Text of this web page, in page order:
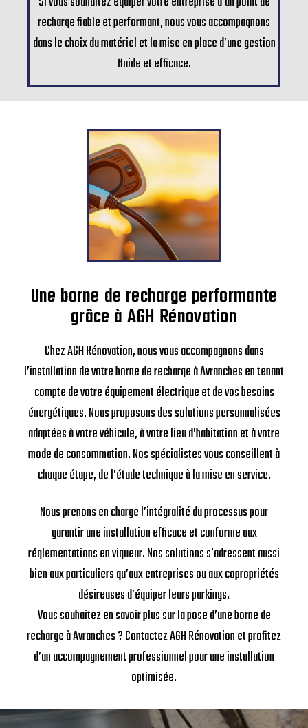
recharge fiable et performant, nous vous accompagnons
dans le choix du matériel et la mise en place d’une gestion
fluide et efficace.
Une borne de recharge performante
grâce à AGH Rénovation
Chez AGH Rénovation, nous vous accompagnons dans
l’installation de votre borne de recharge à Avranches en tenant
compte de votre équipement électrique et de vos besoins
énergétiques. Nous proposons des solutions personnalisées
adaptées à votre véhicule, à votre lieu d’habitation et à votre
mode de consommation. Nos spécialistes vous conseillent à
chaque étape, de l’étude technique à la mise en service.
Nous prenons en charge l’intégralité du processus pour
garantir une installation efficace et conforme aux
réglementations en vigueur. Nos solutions s’adressent aussi
bien aux particuliers qu’aux entreprises ou aux copropriétés
désireuses d’équiper leurs parkings.
Vous souhaitez en savoir plus sur la pose d’une borne de
recharge à Avranches ? Contactez AGH Rénovation et profitez
d’un accompagnement professionnel pour une installation
optimisée.